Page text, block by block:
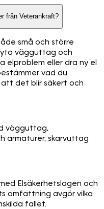
från Veterankraft?
små och större
vägguttag och
elproblem eller dra ny el
vad du
att det blir säkert och
vägguttag,
armaturer, skarvuttag
Elsäkerhetslagen och
omfattning avgör vilka
fallet.